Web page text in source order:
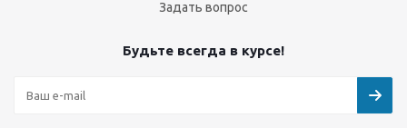
Задать вопрос
Будьте всегда в курсе!